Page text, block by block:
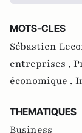
MOTS-CLES
Sébastien
entreprises ,
économique ,
THEMATIQUES
Business